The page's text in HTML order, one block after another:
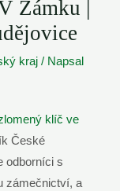
Zámku |
kraj / Napsal
klíč ve
České
odborníci s
zámečnictví, a